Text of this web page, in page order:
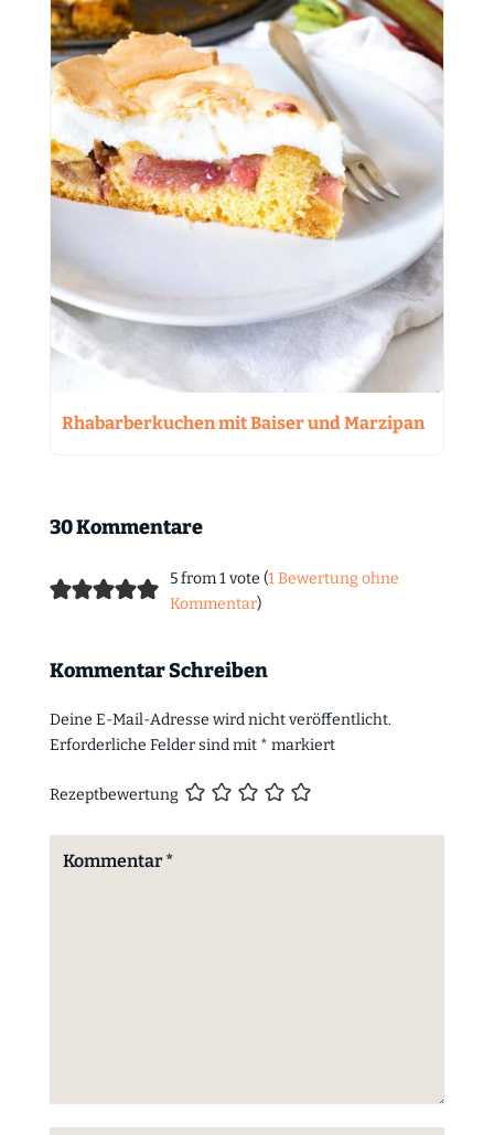
Rhabarberkuchen mit Baiser und Marzipan
30 Kommentare
5 from 1 vote (1 Bewertung ohne
Kommentar)
Kommentar Schreiben
Deine E-Mail-Adresse wird nicht veröffentlicht.
Erforderliche Felder sind mit * markiert
Rezeptbewertung